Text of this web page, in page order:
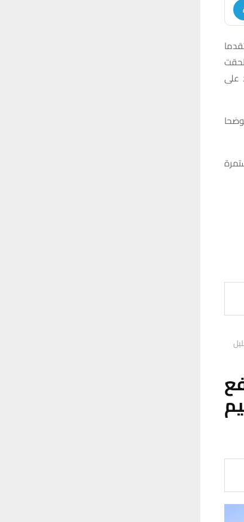
على
محلا تجاريا، موضحا